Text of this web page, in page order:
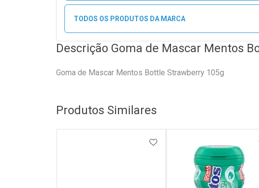
TODOS OS PRODUTOS DA MARCA
Descrição Goma de Mascar Mentos
Goma de Mascar Mentos Bottle Strawberry 105g
Produtos Similares
ADICIONAR AOS